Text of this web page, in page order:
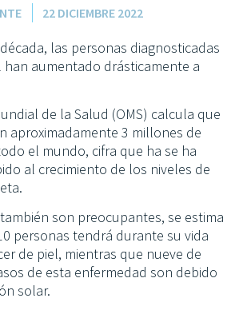
22 DICIEMBRE 2022
las personas diagnosticadas
han aumentado drásticamente a
de la Salud (OMS) calcula que
aproximadamente 3 millones de
el mundo, cifra que ha se ha
al crecimiento de los niveles de
son preocupantes, se estima
personas tendrá durante su vida
de piel, mientras que nueve de
de esta enfermedad son debido
solar.